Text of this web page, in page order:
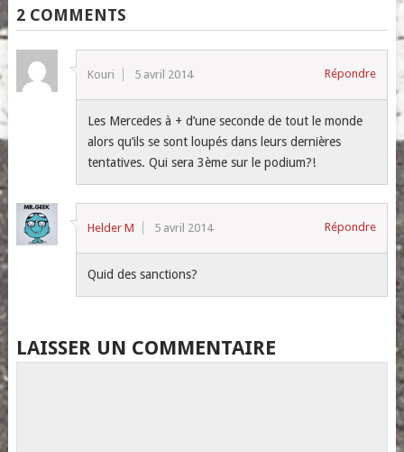
2 COMMENTS
Kouri 5 avril 2014 Répondre
Les Mercedes à + d’une seconde de tout le monde
alors qu’ils se sont loupés dans leurs dernières
tentatives. Qui sera 3ème sur le podium?!
Helder M 5 avril 2014 Répondre
Quid des sanctions?
LAISSER UN COMMENTAIRE